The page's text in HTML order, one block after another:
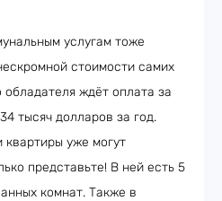
услугам тоже
стоимости самих
ждёт оплата за
тысяч долларов за год.
квартиры уже могут
представьте! В ней есть 5
комнат. Также в